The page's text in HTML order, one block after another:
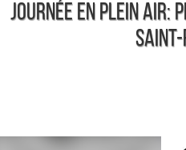
JOURNÉE EN PLEIN AIR: